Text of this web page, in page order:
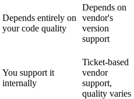
Depends entirely on
your code quality
Depends on
vendor's
version
support
You support it
internally
Ticket-based
vendor
support,
quality varies